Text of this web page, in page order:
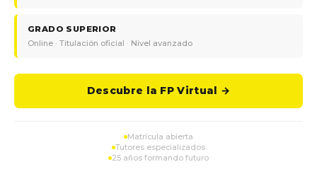
GRADO SUPERIOR
Online · Titulación oficial · Nivel avanzado
Descubre la FP Virtual →
Matrícula abierta
Tutores especializados
25 años formando futuro